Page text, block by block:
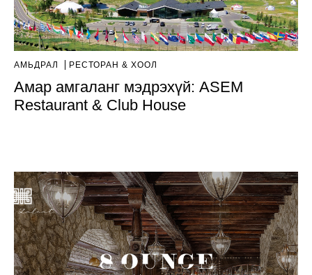
АМЬДРАЛ РЕСТОРАН & ХООЛ
Амар амгаланг мэдрэхүй: ASEM
Restaurant & Club House